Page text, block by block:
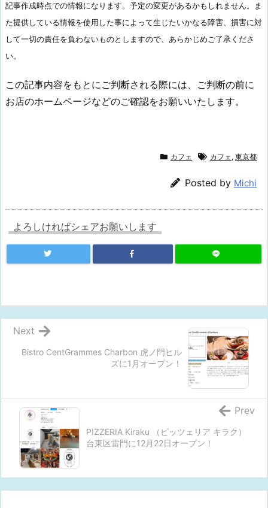
記事作成時点での情報になります。予定の変更があるかもしれません。ま
た提供している情報を使用した事によって生じたいかなる障害、損害に対
して一切の責任を負わないものとしますので、あらかじめご了承くださ
い。
この記事内容をもとにご判断される際には、ご判断の前に
お店のホームページなどのご確認をお願いいたします。
カフェ カフェ , 東京都
Posted by Michi
よろしければシェアお願いします
Bistro CentGrammes Charbon 虎ノ門ヒル
ズに1月オープン！
Next
PIZZERIA Kiraku （ピッツェリア キラク）
台東区雷門に12月22日オープン！
Prev